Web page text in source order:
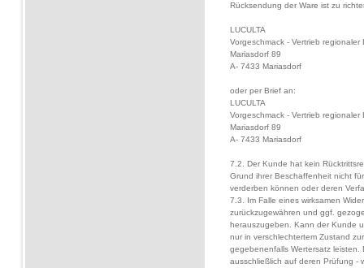
Rücksendung der Ware ist zu
LUCULTA
Vorgeschmack - Vertrieb
Mariasdorf 89
A- 7433 Mariasdorf
oder per Brief an:
LUCULTA
Vorgeschmack - Vertrieb
Mariasdorf 89
A- 7433 Mariasdorf
7.2. Der Kunde hat kein
Grund ihrer Beschaffenheit nicht
verderben können oder deren
7.3. Im Falle eines wirksamen
zurückzugewähren und ggf.
herauszugeben. Kann der Kunde
nur in verschlechtertem Zustand
gegebenenfalls Wertersatz leisten.
ausschließlich auf deren Prüfung -